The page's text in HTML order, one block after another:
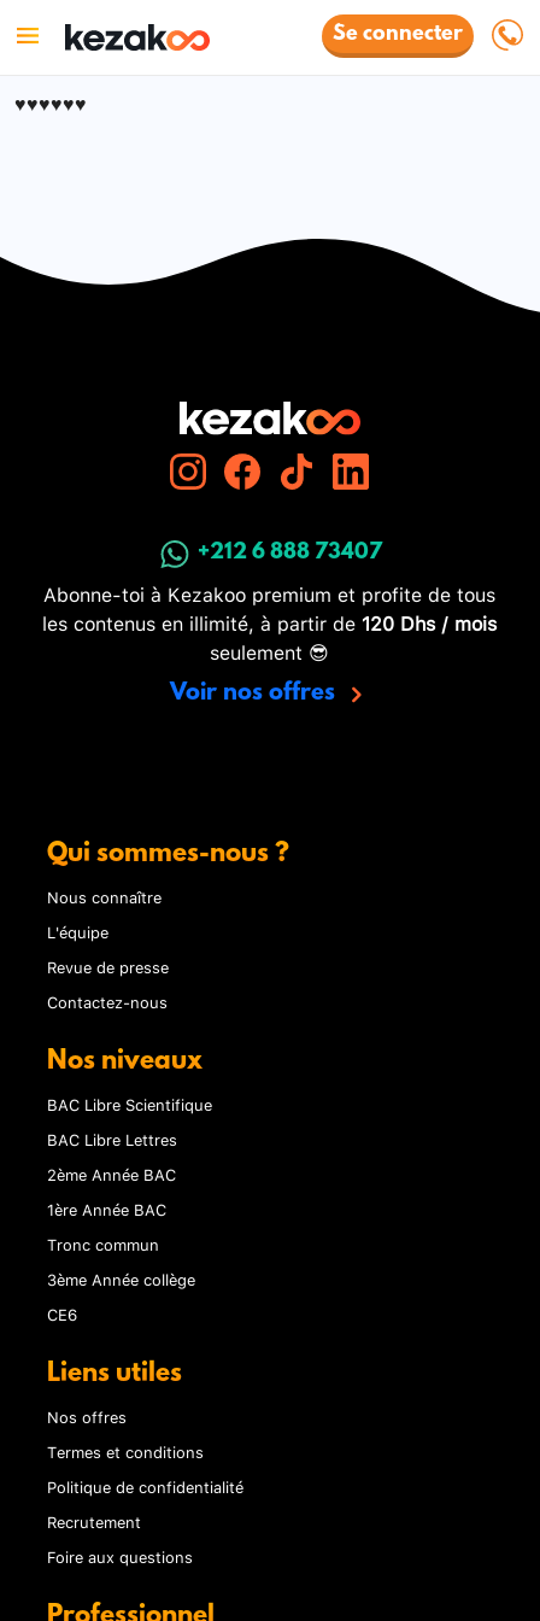
Se connecter
♥️♥️♥️♥️♥️♥️
+212 6 888 73407
Abonne-toi à Kezakoo premium et profite de tous
les contenus en illimité, à partir de 120 Dhs / mois
seulement 😎
Voir nos offres
Qui sommes-nous ?
Nous connaître
L'équipe
Revue de presse
Contactez-nous
Nos niveaux
BAC Libre Scientifique
BAC Libre Lettres
2ème Année BAC
1ère Année BAC
Tronc commun
3ème Année collège
CE6
Liens utiles
Nos offres
Termes et conditions
Politique de confidentialité
Recrutement
Foire aux questions